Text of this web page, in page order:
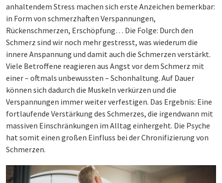
anhaltendem Stress machen sich erste Anzeichen bemerkbar:
in Form von schmerzhaften Verspannungen,
Rückenschmerzen, Erschöpfung… Die Folge: Durch den
Schmerz sind wir noch mehr gestresst, was wiederum die
innere Anspannung und damit auch die Schmerzen verstärkt.
Viele Betroffene reagieren aus Angst vor dem Schmerz mit
einer – oftmals unbewussten – Schonhaltung. Auf Dauer
können sich dadurch die Muskeln verkürzen und die
Verspannungen immer weiter verfestigen. Das Ergebnis: Eine
fortlaufende Verstärkung des Schmerzes, die irgendwann mit
massiven Einschränkungen im Alltag einhergeht. Die Psyche
hat somit einen großen Einfluss bei der Chronifizierung von
Schmerzen.